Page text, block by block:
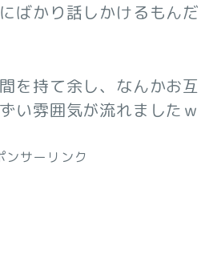
ばかり話しかけるもんだ
を持て余し、なんかお互
い雰囲気が流れましたｗ
ンサーリンク